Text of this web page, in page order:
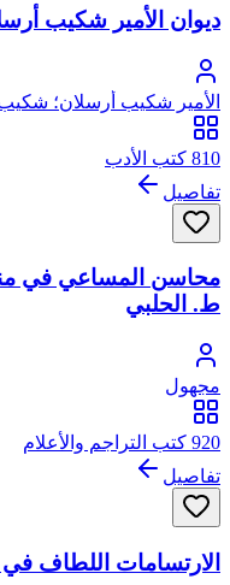
ديوان الأمير شكيب
الأمير شكيب أرسلان؛
من سلالة التنوخيين ملوك
810 كتب الأدب
تفاصيل
محاسن المساعي في
ط. الحلبي
مجهول
920 كتب التراجم والأعلام
تفاصيل
الارتسامات اللطاف